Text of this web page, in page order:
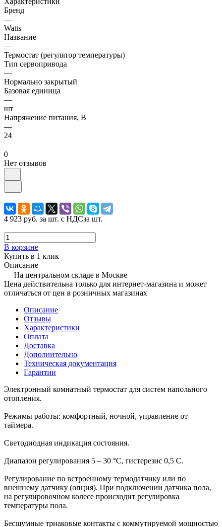
Бренд
—
Watts
Название
—
Термостат (регулятор температуры)
Тип сервопривода
—
Нормально закрытый
Базовая единица
—
шт
Напряжение питания, В
—
24
0
Нет отзывов
4 923 руб. за шт. с НДСза шт.
В корзине
Купить в 1 клик
Описание
На центральном складе в Москве
Цена действительна только для интернет-магазина и может
отличаться от цен в розничных магазинах
Описание
Отзывы
Характеристики
Оплата
Доставка
Дополнительно
Техническая документация
Гарантии
Электронный комнатный термостат для систем напольного
отопления.
Режимы работы: комфортный, ночной, управление от
таймера.
Светодиодная индикация состояния.
Диапазон регулирования 5 – 30 °С, гистерезис 0,5 С.
Регулирование по встроенному термодатчику или по
внешнему датчику (опция). При подключении датчика пола,
на регулировочном колесе происходит регулировка
температуры пола.
Бесшумные триаковые контакты с коммутируемой мощностью